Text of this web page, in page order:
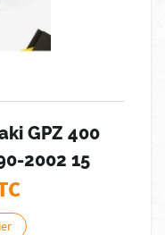
GPZ 400
2002 15